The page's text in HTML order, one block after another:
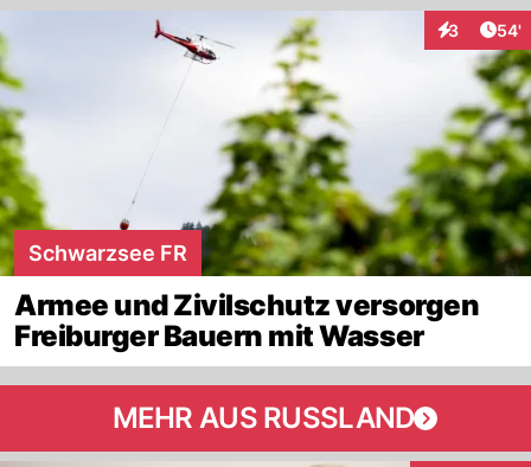
3 54'
Schwarzsee FR
Armee und Zivilschutz versorgen
Freiburger Bauern mit Wasser
MEHR AUS RUSSLAND